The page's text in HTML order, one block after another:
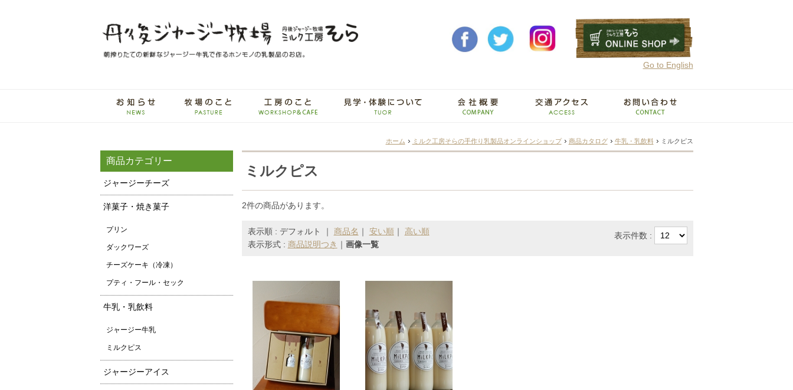
Go to English
ホーム ミルク工房そらの手作り乳製品オンラインショップ 商品カタログ 牛乳・乳飲料 ミルクピス
ミルクピス
2件の商品があります。
表示順 : デフォルト ｜ 商品名 ｜ 安い順｜ 高い順
表示形式 : 商品説明つき ｜ 画像一覧
表示件数 :
商品カテゴリー
ジャージーチーズ
洋菓子・焼き菓子
プリン
ダックワーズ
チーズケーキ（冷凍）
プティ・フール・セック
牛乳・乳飲料
ジャージー牛乳
ミルクピス
ジャージーアイス